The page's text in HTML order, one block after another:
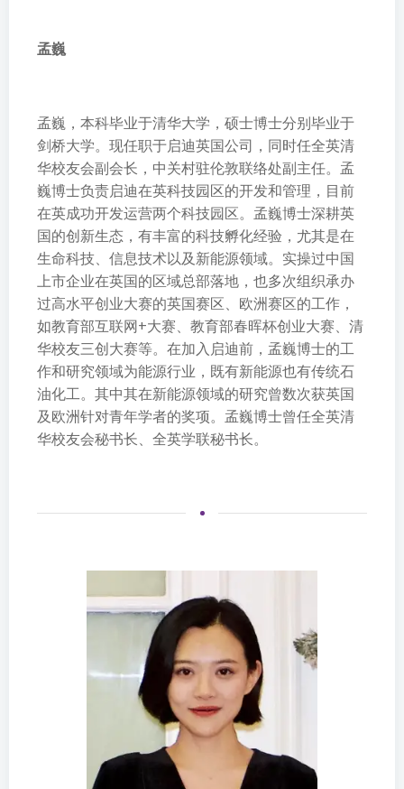
孟巍
孟巍，本科毕业于清华大学，硕士博士分别毕业于
剑桥大学。现任职于启迪英国公司，同时任全英清
华校友会副会长，中关村驻伦敦联络处副主任。孟
巍博士负责启迪在英科技园区的开发和管理，目前
在英成功开发运营两个科技园区。孟巍博士深耕英
国的创新生态，有丰富的科技孵化经验，尤其是在
生命科技、信息技术以及新能源领域。实操过中国
上市企业在英国的区域总部落地，也多次组织承办
过高水平创业大赛的英国赛区、欧洲赛区的工作，
如教育部互联网+大赛、教育部春晖杯创业大赛、清
华校友三创大赛等。在加入启迪前，孟巍博士的工
作和研究领域为能源行业，既有新能源也有传统石
油化工。其中其在新能源领域的研究曾数次获英国
及欧洲针对青年学者的奖项。孟巍博士曾任全英清
华校友会秘书长、全英学联秘书长。